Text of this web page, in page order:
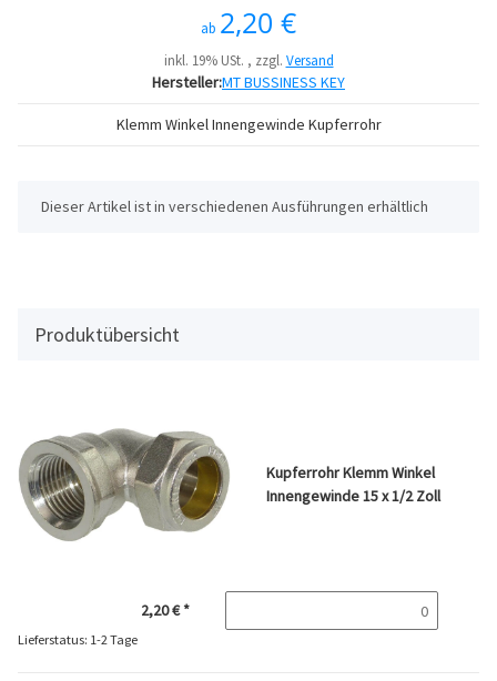
ab 2,20 €
inkl. 19% USt. , zzgl. Versand
Hersteller:MT BUSSINESS KEY
Klemm Winkel Innengewinde Kupferrohr
x
Dieser Artikel ist in verschiedenen Ausführungen erhältlich
Produktübersicht
Kupferrohr Klemm Winkel
Innengewinde 15 x 1/2 Zoll
2,20 €*
Lieferstatus: 1-2 Tage